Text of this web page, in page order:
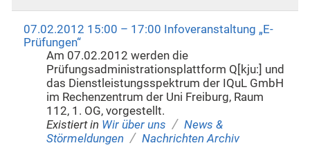
07.02.2012 15:00 – 17:00 Infoveranstaltung „E-
Prüfungen“
Am 07.02.2012 werden die
Prüfungsadministrationsplattform Q[kju:] und
das Dienstleistungsspektrum der IQuL GmbH
im Rechenzentrum der Uni Freiburg, Raum
112, 1. OG, vorgestellt.
Existiert in Wir über uns / News &
Störmeldungen / Nachrichten Archiv